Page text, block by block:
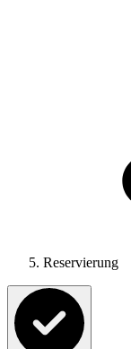
Reservierung